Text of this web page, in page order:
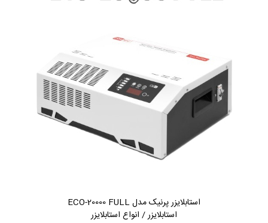
استابلایزر پرنیک مدل ECO-20000 FULL
استابلایزر / انواع استابلایزر